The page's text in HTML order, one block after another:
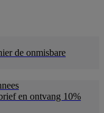
de onmisbare
en ontvang 10%